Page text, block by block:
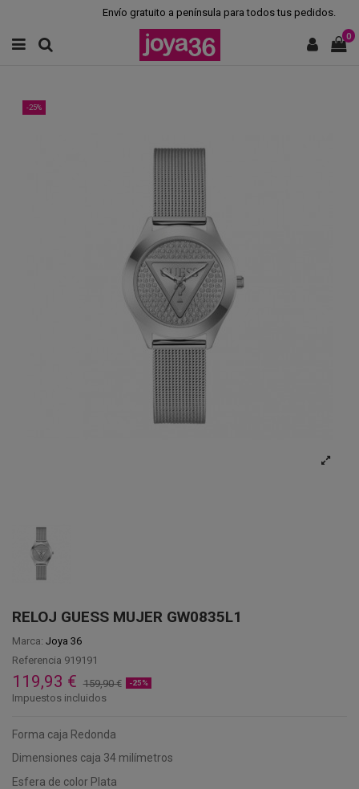
Envío gratuito a península para todos tus pedidos.
0
-25%
RELOJ GUESS MUJER GW0835L1
Marca: Joya 36
Referencia 919191
119,93 € 159,90 € -25%
Impuestos incluidos
Forma caja Redonda
Dimensiones caja 34 milímetros
Esfera de color Plata